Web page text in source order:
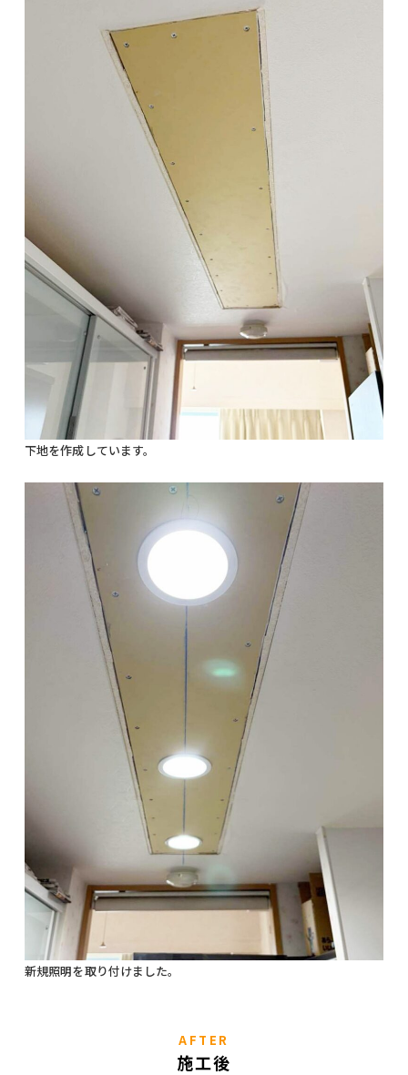
下地を作成しています。
新規照明を取り付けました。
AFTER
施工後